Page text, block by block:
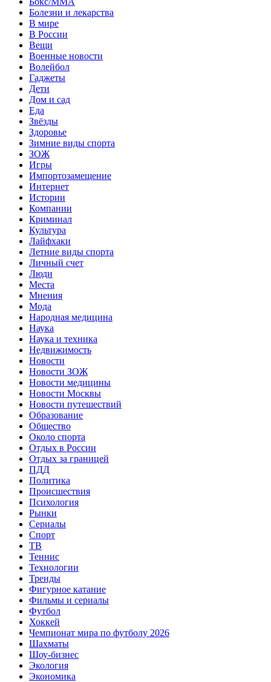
Болезни и лекарства
В мире
В России
Вещи
Военные новости
Волейбол
Гаджеты
Дети
Дом и сад
Еда
Звёзды
Здоровье
Зимние виды спорта
ЗОЖ
Игры
Импортозамещение
Интернет
Истории
Компании
Криминал
Культура
Лайфхаки
Летние виды спорта
Личный счет
Люди
Места
Мнения
Мода
Народная медицина
Наука
Наука и техника
Недвижимость
Новости
Новости ЗОЖ
Новости медицины
Новости Москвы
Новости путешествий
Образование
Общество
Около спорта
Отдых в России
Отдых за границей
ПДД
Политика
Происшествия
Психология
Рынки
Сериалы
Спорт
ТВ
Теннис
Технологии
Тренды
Фигурное катание
Фильмы и сериалы
Футбол
Хоккей
Чемпионат мира по футболу 2026
Шахматы
Шоу-бизнес
Экология
Экономика